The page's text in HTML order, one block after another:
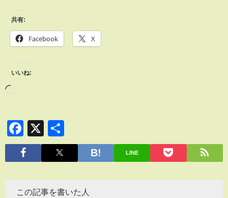
共有:
Facebook X
いいね:
Facebook
X
有
LINE
この記事を書いた人